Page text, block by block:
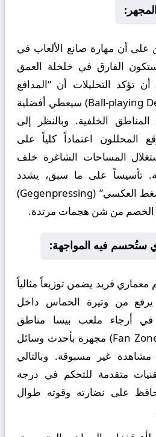
على أن مهارة صانع الألعاب في
ستكون الفارق في خلخلة العمق
تؤكد التحليلات أن “المدافع
الصانع للعب” (Ball-playing Defender) سيعطي أفضلية
الخلفية. وبالنظر إلى
المحللون اعتماداً كلياً على
المساحات الشاغرة خلف
تأسيساً على ما سبق، يشدد
الخبراء على أهمية “الضغط العكسي” (Gegenpressing)
الخصم من شن هجمات مرتدة.
ستُحسم فيه المواجهة:
فريد يضمن توزيعاً مثالياً
يرفع من وتيرة الحماس داخل
في أرجاء ملعب بيسا مناطق
مخصصة للمشجعين (Fan Zones) مجهزة بأحدث وسائل
غير مسبوقة. وبالتالي
متقدمة للتحكم في درجة
على نضارته وقوته طوال